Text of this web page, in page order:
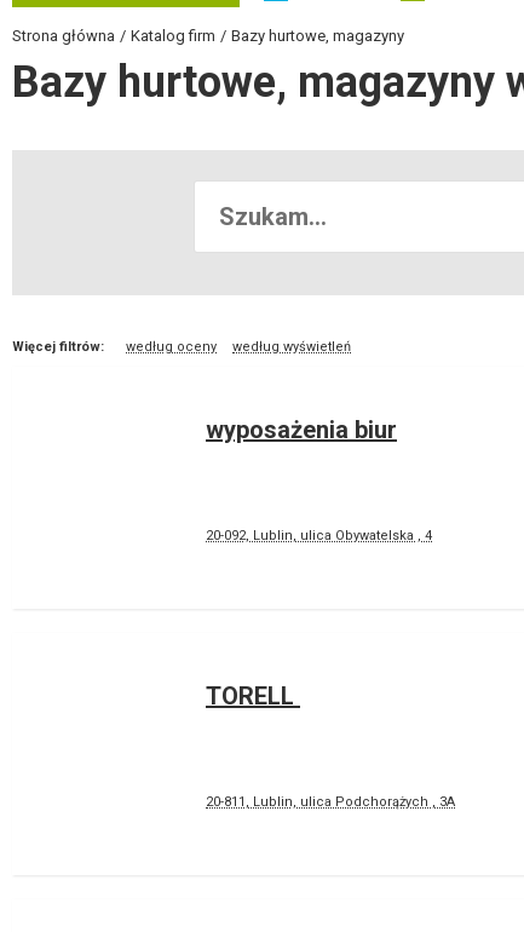
Strona główna Katalog firm Bazy hurtowe, magazyny
Bazy hurtowe, magazyny
Więcej filtrów: według oceny według wyświetleń
wyposażenia biur
20-092, Lublin, ulica Obywatelska , 4
TORELL
20-811, Lublin, ulica Podchorążych , 3A